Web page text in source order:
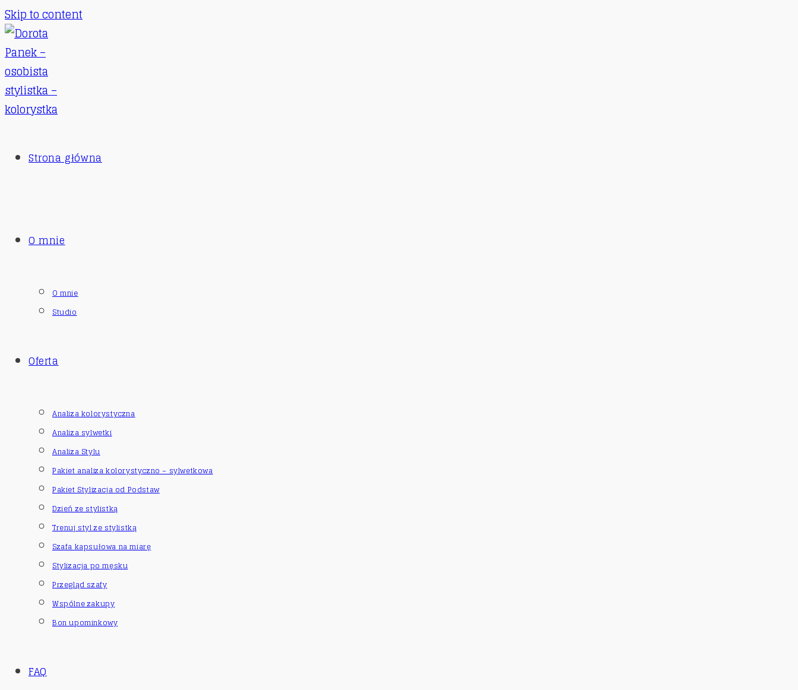
Skip to content
Strona główna
O mnie
O mnie
Studio
Oferta
Analiza kolorystyczna
Analiza sylwetki
Analiza Stylu
Pakiet analiza kolorystyczno – sylwetkowa
Pakiet Stylizacja od Podstaw
Dzień ze stylistką
Trenuj styl ze stylistką
Szafa kapsułowa na miarę
Stylizacja po męsku
Przegląd szafy
Wspólne zakupy
Bon upominkowy
FAQ